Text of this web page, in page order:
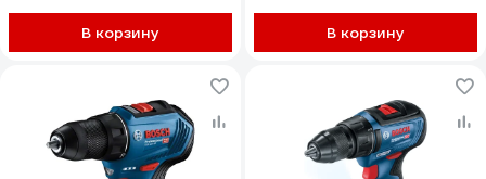
В корзину В корзину